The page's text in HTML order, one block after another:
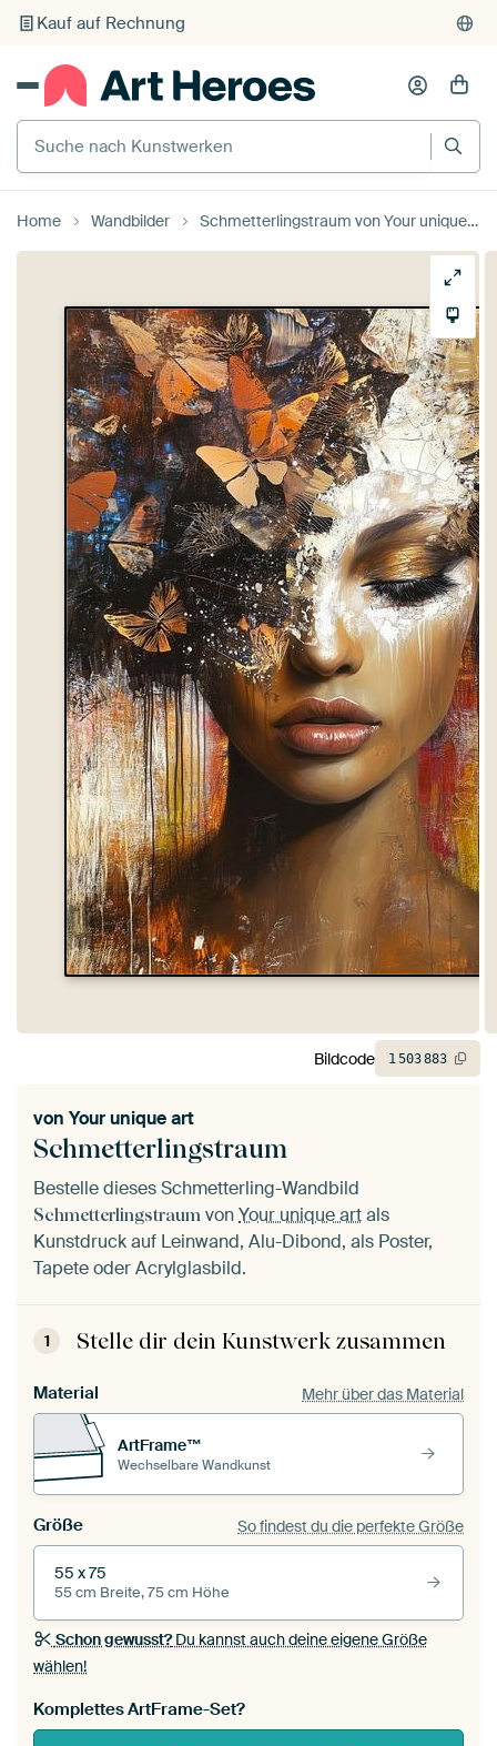
Kauf auf Rechnung
Individueller Druck auf Bestellung
Suche nach Kunstwerken
Home Wandbilder Schmetterlingstraum von Your unique art
Schmetterlingstraum
von Your unique art
Bestelle dieses Schmetterling-Wandbild
Schmetterlingstraum vonYour unique artals
Kunstdruck auf Leinwand, Alu-Dibond, als Poster,
Tapete oder Acrylglasbild.
1 Stelle dir dein Kunstwerk zusammen
Material Mehr über das Material
ArtFrame™
Wechselbare Wandkunst
Größe So findest du die perfekte Größe
55 x 75
55 cm Breite, 75 cm Höhe
Schon gewusst?Du kannst auch deine eigene Größe
wählen!
Komplettes ArtFrame-Set?
Bildcode 1503883